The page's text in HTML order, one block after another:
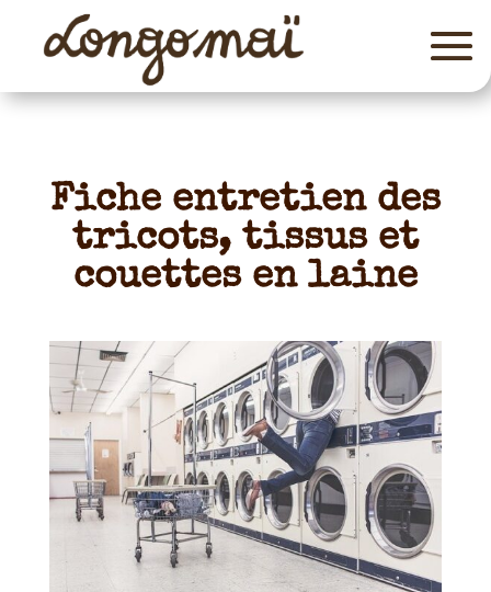
Fiche entretien des
tricots, tissus et
couettes en laine